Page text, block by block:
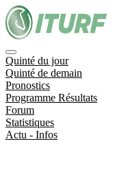
Quinté du jour
Quinté de demain
Pronostics
Programme Résultats
Forum
Statistiques
Actu - Infos